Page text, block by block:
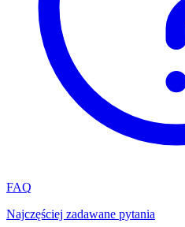
FAQ
Najczęściej zadawane pytania